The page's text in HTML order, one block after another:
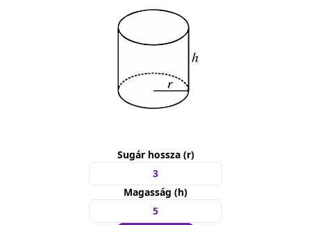
Sugár hossza (r)
Magasság (h)